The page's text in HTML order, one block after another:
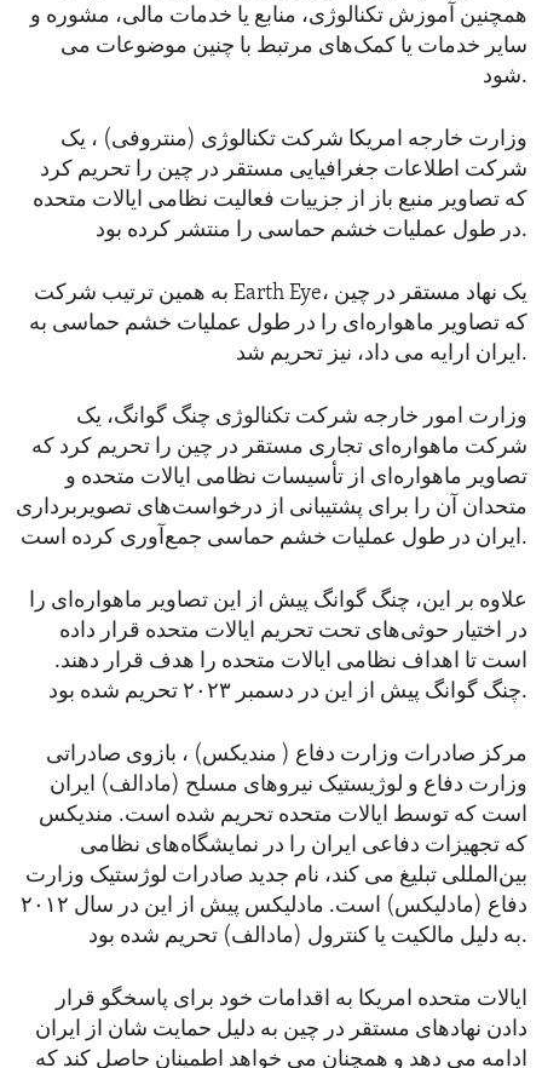
همچنین آموزش تکنالوژی، منابع یا خدمات مالی، مشوره و
سایر خدمات یا کمک‌های مرتبط با چنین موضوعات می‌
شود.
وزارت خارجه امریکا شرکت تکنالوژی (منتروفی) ، یک
شرکت اطلاعات جغرافیایی مستقر در چین را تحریم کرد
که تصاویر منبع باز از جزییات فعالیت نظامی ایالات متحده
در طول عملیات خشم حماسی را منتشر کرده بود.
به همین ترتیب شرکت Earth Eye، یک نهاد مستقر در چین
که تصاویر ماهواره‌ای را در طول عملیات خشم حماسی به
ایران ارایه می‌ داد، نیز تحریم شد.
وزارت امور خارجه شرکت تکنالوژی چنگ گوانگ، یک
شرکت ماهواره‌ای تجاری مستقر در چین را تحریم کرد که
تصاویر ماهواره‌ای از تأسیسات نظامی ایالات متحده و
متحدان آن را برای پشتیبانی از درخواست‌های تصویربرداری
ایران در طول عملیات خشم حماسی جمع‌آوری کرده است.
علاوه بر این، چنگ گوانگ پیش از این تصاویر ماهواره‌ای را
در اختیار حوثی‌های تحت تحریم ایالات متحده قرار داده
است تا اهداف نظامی ایالات متحده را هدف قرار دهند.
چنگ گوانگ پیش از این در دسمبر ۲۰۲۳ تحریم شده بود.
مرکز صادرات وزارت دفاع ( مندیکس) ، بازوی صادراتی
وزارت دفاع و لوژیستیک نیروهای مسلح (مادالف) ایران
است که توسط ایالات متحده تحریم شده است. مندیکس
که تجهیزات دفاعی ایران را در نمایشگاه‌های نظامی
بین‌المللی تبلیغ می‌ کند، نام جدید صادرات لوژستیک وزارت
دفاع (مادلیکس) است. مادلیکس پیش از این در سال ۲۰۱۲
به دلیل مالکیت یا کنترول (مادالف) تحریم شده بود.
ایالات متحده امریکا به اقدامات خود برای پاسخگو قرار
دادن نهادهای مستقر در چین به دلیل حمایت شان از ایران
ادامه می دهد و همچنان می خواهد اطمینان حاصل کند که